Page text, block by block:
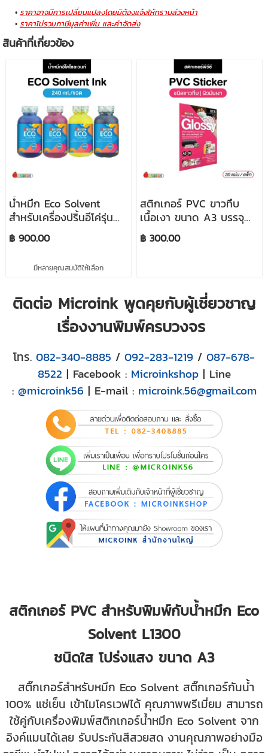
ราคาอาจมีการเปลี่ยนแปลงโดยมิต้องแจ้งให้ทราบล่วงหน้า
ราคาไม่รวมภาษีมูลค่าเพิ่ม และค่าจัดส่ง
สินค้าที่เกี่ยวข้อง
น้ำหมึก Eco Solvent
สำหรับเครื่องปริ้นอีโค่รุ่น
Epson L1300 ขนาด 240
ml./ขวด
฿ 900.00
มีหลายคุณสมบัติให้เลือก
สติกเกอร์ PVC ขาวทึบ
เนื้อเงา ขนาด A3 บรรจุ
30 แผ่น/แพ็ก สำหรับ
เครื่องพิมพ์น้ำหมึก Eco
฿ 300.00
ติดต่อ Microink พูดคุยกับผู้เชี่ยวชาญ
เรื่องงานพิมพ์ครบวงจร
โทร. 082-340-8885 / 092-283-1219 / 087-678-
8522 | Facebook : Microinkshop| Line
: @microink56 | E-mail : microink.56@gmail.com
สติกเกอร์ PVC สำหรับพิมพ์กับน้ำหมึก Eco
Solvent L1300
ชนิดใส โปร่งแสง ขนาด A3
สติ๊กเกอร์สำหรับหมึก Eco Solvent สติ๊กเกอร์กันน้ำ
100% แช่เย็น เข้าไมโครเวฟได้ คุณภาพพรีเมี่ยม สามารถ
ใช้คู่กับเครื่องพิมพ์สติกเกอร์น้ำหมึก Eco Solvent จาก
อิงค์แมนได้เลย รับประกันสีสวยสด งานคุณภาพอย่างมือ